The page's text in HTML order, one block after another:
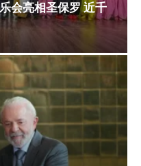
会亮相圣保罗 近千